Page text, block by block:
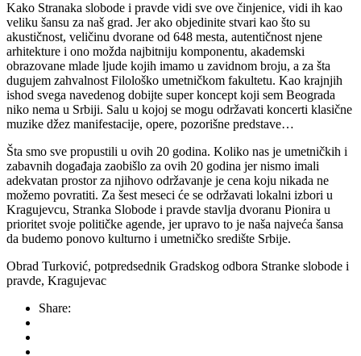
Kako Stranaka slobode i pravde vidi sve ove činjenice, vidi ih kao
veliku šansu za naš grad. Jer ako objedinite stvari kao što su
akustičnost, veličinu dvorane od 648 mesta, autentičnost njene
arhitekture i ono možda najbitniju komponentu, akademski
obrazovane mlade ljude kojih imamo u zavidnom broju, a za šta
dugujem zahvalnost Filološko umetničkom fakultetu. Kao krajnjih
ishod svega navedenog dobijte super koncept koji sem Beograda
niko nema u Srbiji. Salu u kojoj se mogu održavati koncerti klasične
muzike džez manifestacije, opere, pozorišne predstave…
Šta smo sve propustili u ovih 20 godina. Koliko nas je umetničkih i
zabavnih događaja zaobišlo za ovih 20 godina jer nismo imali
adekvatan prostor za njihovo održavanje je cena koju nikada ne
možemo povratiti. Za šest meseci će se održavati lokalni izbori u
Kragujevcu, Stranka Slobode i pravde stavlja dvoranu Pionira u
prioritet svoje političke agende, jer upravo to je naša najveća šansa
da budemo ponovo kulturno i umetničko središte Srbije.
Obrad Turković, potpredsednik Gradskog odbora Stranke slobode i
pravde, Kragujevac
Share: